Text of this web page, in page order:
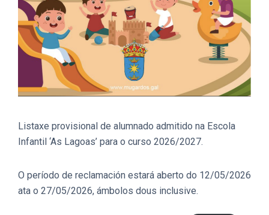
Listaxe provisional de alumnado admitido na Escola
Infantil ‘As Lagoas’ para o curso 2026/2027.
O período de reclamación estará aberto do 12/05/2026
ata o 27/05/2026, ámbolos dous inclusive.